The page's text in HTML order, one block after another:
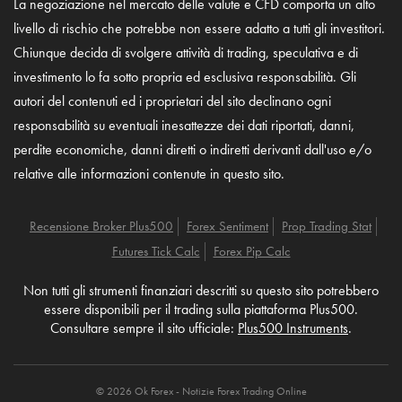
La negoziazione nel mercato delle valute e CFD comporta un alto
livello di rischio che potrebbe non essere adatto a tutti gli investitori.
Chiunque decida di svolgere attività di trading, speculativa e di
investimento lo fa sotto propria ed esclusiva responsabilità. Gli
autori del contenuti ed i proprietari del sito declinano ogni
responsabilità su eventuali inesattezze dei dati riportati, danni,
perdite economiche, danni diretti o indiretti derivanti dall'uso e/o
relative alle informazioni contenute in questo sito.
Recensione Broker Plus500 Forex Sentiment
Prop Trading Stat
Futures Tick Calc
Forex Pip Calc
Non tutti gli strumenti finanziari descritti su questo sito potrebbero
essere disponibili per il trading sulla piattaforma Plus500.
Consultare sempre il sito ufficiale: Plus500 Instruments.
© 2026 Ok Forex - Notizie Forex Trading Online